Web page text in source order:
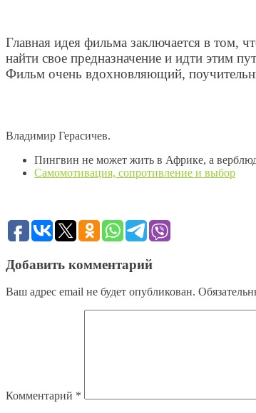
Главная идея фильма заключается в том,
найти свое предназначение и идти этим
Фильм очень вдохновляющий,
Владимир Герасичев.
Пингвин не может жить в Африке, а
Самомотивация, сопротивление и выбор
Добавить комментарий
Ваш адрес email не будет опубликован.
Комментарий *